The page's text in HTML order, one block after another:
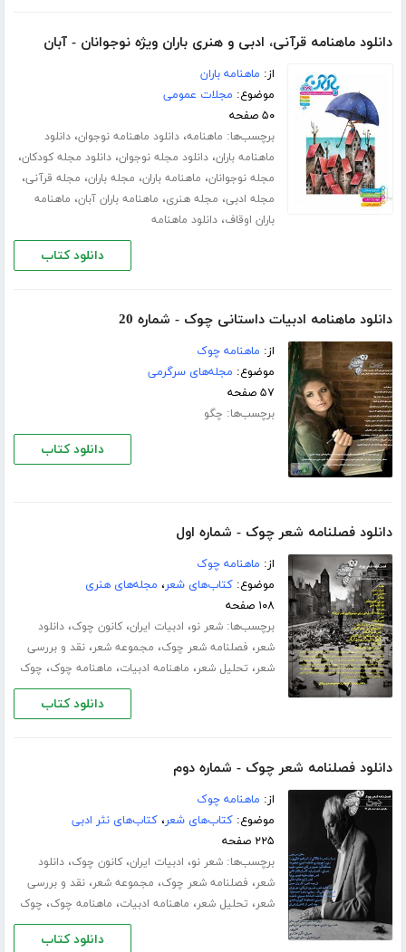
دانلود ماهنامه قرآنی، ادبی و هنری باران ویژه نوجوانان - آبان
از: ماهنامه باران
موضوع: مجلات عمومی
۵۰ صفحه
برچسب‌ها: ماهنامه،دانلود ماهنامه نوجوان،دانلود
ماهنامه باران،دانلود مجله نوجوان،دانلود مجله کودکان،
مجله نوجوانان، ماهنامه باران، مجله باران، مجله قرآنی،
مجله ادبی، مجله هنری، ماهنامه باران آبان، ماهنامه
باران اوقاف،دانلود ماهنامه
دانلود کتاب
دانلود ماهنامه ادبیات داستانی چوک - شماره 20
از: ماهنامه چوک
موضوع: مجله‌های سرگرمی
۵۷ صفحه
برچسب‌ها: چگو
دانلود کتاب
دانلود فصلنامه شعر چوک - شماره اول
از: ماهنامه چوک
موضوع:کتاب‌های شعر، مجله‌های هنری
۱۰۸ صفحه
برچسب‌ها:شعر نو، ادبیات ایران،کانون چوک،دانلود
شعر، فصلنامه شعر چوک، مجموعه شعر،نقد و بررسی
شعر، تحلیل شعر، ماهنامه ادبیات، ماهنامه چوک، چوک
دانلود کتاب
دانلود فصلنامه شعر چوک - شماره دوم
از: ماهنامه چوک
موضوع:کتاب‌های شعر،کتاب‌های نثر ادبی
۲۲۵ صفحه
برچسب‌ها:شعر نو، ادبیات ایران،کانون چوک،دانلود
شعر، فصلنامه شعر چوک، مجموعه شعر،نقد و بررسی
شعر، تحلیل شعر، ماهنامه ادبیات، ماهنامه چوک، چوک
دانلود کتاب